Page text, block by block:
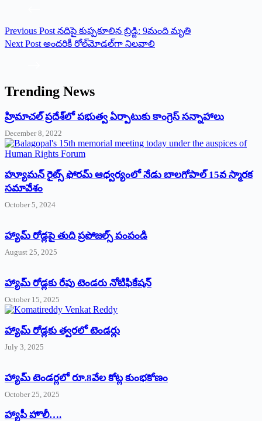
Previous Post నదిపై కుప్పకూలిన బ్రిడ్జి: 9మంది మృతి
Next Post అందరికీ రోల్‌మోడల్‌గా నిలవాలి
Trending News
‌హ్రిమాచల్‌ ‌ప్రదేశ్‌లో పభుత్వ ఏర్పాటుకు కాంగ్రెస్‌ ‌సన్నాహాలు
December 8, 2022
హ్యూమన్‌ రైట్స్‌ ఫోరమ్‌ ఆధ్వర్యంలో నేడు బాలగోపాల్‌ 15వ స్మారక
సమావేశం
October 5, 2024
హ్యామ్‌ రోడ్లపై తుది ప్రపోజల్స్‌ పంపండి
August 25, 2025
హ్యామ్‌ రోడ్లకు రేపు టెండరు నోటిఫికేషన్‌
October 15, 2025
హ్యామ్‌ రోడ్లకు త్వరలో టెండర్లు
July 3, 2025
హ్యామ్‌ ‌టెండర్లలో రూ.8వేల కోట్ల కుంభకోణం
October 25, 2025
హ్యాపీ హొలీ….